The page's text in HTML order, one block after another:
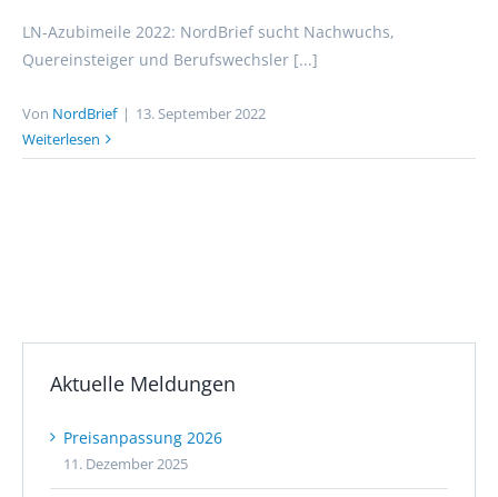
LN-Azubimeile 2022: NordBrief sucht Nachwuchs,
Quereinsteiger und Berufswechsler [...]
Von NordBrief | 13. September 2022
Weiterlesen
Aktuelle Meldungen
Preisanpassung 2026
11. Dezember 2025